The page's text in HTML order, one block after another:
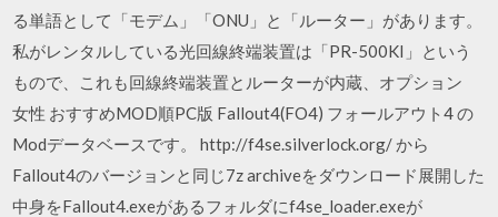
る単語として「モデム」「ONU」と「ルーター」があります。
私がレンタルしている光回線終端装置は「PR-500KI」という
もので、これも回線終端装置とルーターが内蔵、オプション
女性 おすすめMOD順PC版 Fallout4(FO4) フォールアウト4 の
Modデータベースです。 http://f4se.silverlock.org/ から
Fallout4のバージョンと同じ7z archiveをダウンロード展開した
中身をFallout4.exeがあるフォルダにf4se_loader.exeが